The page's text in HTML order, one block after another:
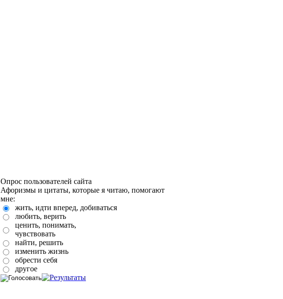
Опрос пользователей сайта
Афоризмы и цитаты, которые я читаю, помогают
мне:
жить, идти вперед, добиваться
любить, верить
ценить, понимать,
чувствовать
найти, решить
изменить жизнь
обрести себя
другое